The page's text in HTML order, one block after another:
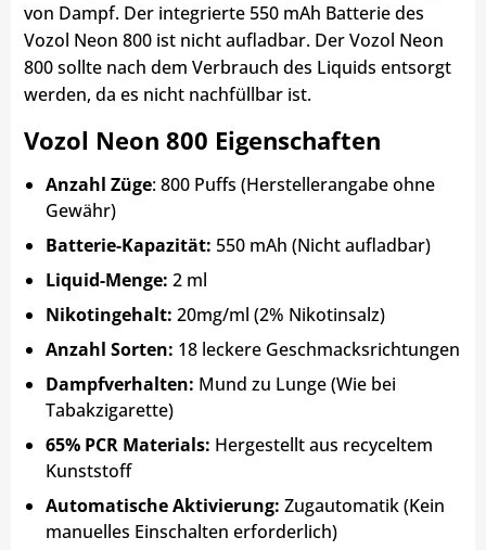
von Dampf. Der integrierte 550 mAh Batterie des
Vozol Neon 800 ist nicht aufladbar. Der Vozol Neon
800 sollte nach dem Verbrauch des Liquids entsorgt
werden, da es nicht nachfüllbar ist.
Vozol Neon 800 Eigenschaften
Anzahl Züge: 800 Puffs (Herstellerangabe ohne
Gewähr)
Batterie-Kapazität: 550 mAh (Nicht aufladbar)
Liquid-Menge: 2 ml
Nikotingehalt: 20mg/ml (2% Nikotinsalz)
Anzahl Sorten: 18 leckere Geschmacksrichtungen
Dampfverhalten: Mund zu Lunge (Wie bei
Tabakzigarette)
65% PCR Materials: Hergestellt aus recyceltem
Kunststoff
Automatische Aktivierung: Zugautomatik (Kein
manuelles Einschalten erforderlich)